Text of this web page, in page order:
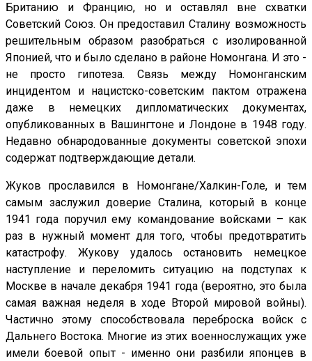
Британию и Францию, но и оставлял вне схватки
Советский Союз. Он предоставил Сталину возможность
решительным образом разобраться с изолированной
Японией, что и было сделано в районе Номонгана. И это -
не просто гипотеза. Связь между Номонганским
инцидентом и нацистско-советским пактом отражена
даже в немецких дипломатических документах,
опубликованных в Вашингтоне и Лондоне в 1948 году.
Недавно обнародованные документы советской эпохи
содержат подтверждающие детали.
Жуков прославился в Номонгане/Халкин-Голе, и тем
самым заслужил доверие Сталина, который в конце
1941 года поручил ему командование войсками – как
раз в нужный момент для того, чтобы предотвратить
катастрофу. Жукову удалось остановить немецкое
наступление и переломить ситуацию на подступах к
Москве в начале декабря 1941 года (вероятно, это была
самая важная неделя в ходе Второй мировой войны).
Частично этому способствовала переброска войск с
Дальнего Востока. Многие из этих военнослужащих уже
имели боевой опыт - именно они разбили японцев в